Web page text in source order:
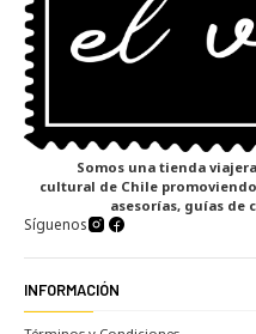
Somos una tienda
cultural de Chile
asesorías, guías de
Síguenos
INFORMACIÓN